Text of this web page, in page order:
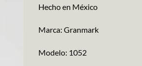
Hecho en México
Marca: Granmark
Modelo: 1052